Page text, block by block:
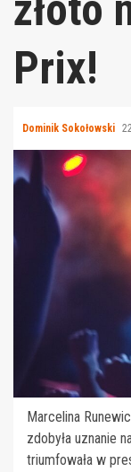
Prix!
Dominik Sokołowski
Marcelina
zdobyła uznanie
triumfowała w